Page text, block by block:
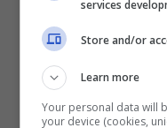
grasso e polvere
e alterare la
sporco non
dall’esterno,
services
Store and/or
Learn more
Your personal data will
your device (cookies,